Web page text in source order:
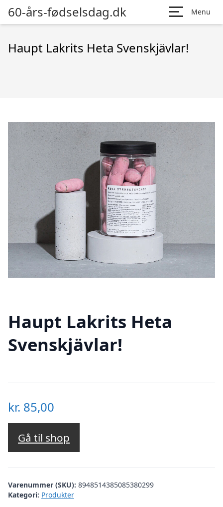
60-års-fødselsdag.dk Menu
Haupt Lakrits Heta Svenskjävlar!
Haupt Lakrits Heta
Svenskjävlar!
kr. 85,00
Gå til shop
Varenummer (SKU): 8948514385085380299
Kategori: Produkter